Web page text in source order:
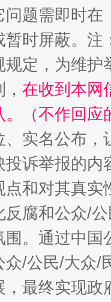
问题需即时在
时屏蔽。
规定，为维
在收到本网
（不作回应
、实名公布
诉举报的
和对其真实
反腐和公众/
。通过中
/公民/大众/
，最终实现